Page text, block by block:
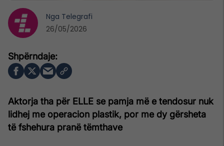
Aktorja tha për ELLE se pamja më e tendosur nuk
lidhej me operacion plastik, por me dy gërsheta
të fshehura pranë tëmthave
Nga Telegrafi
26/05/2026